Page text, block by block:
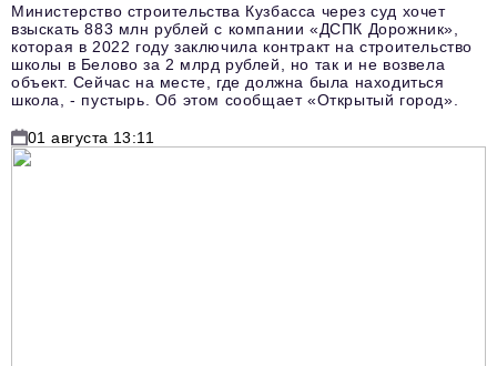
Министерство строительства Кузбасса через суд хочет
взыскать 883 млн рублей с компании «ДСПК Дорожник»,
которая в 2022 году заключила контракт на строительство
школы в Белово за 2 млрд рублей, но так и не возвела
объект. Сейчас на месте, где должна была находиться
школа, - пустырь. Об этом сообщает «Открытый город».
01 августа 13:11